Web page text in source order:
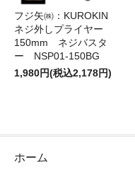
フジ矢㈱：KUROKIN
ネジ外しプライヤー
150mm ネジバスタ
ー NSP01-150BG
1,980円(税込2,178円)
ホーム